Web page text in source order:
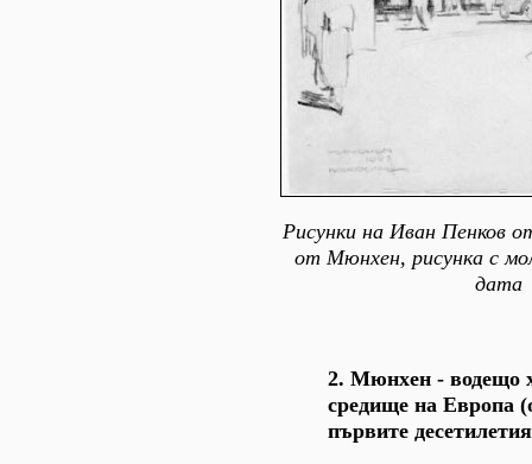
Рисунки на Иван Пенков
от Мюнхен, рисунка с
дата
2. Мюнхен - водещо
средище на Европа
първите